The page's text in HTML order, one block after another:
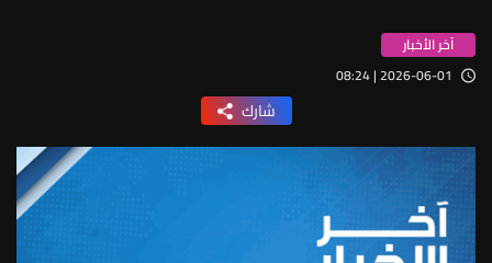
آخر الأخبار
2026-06-01 | 08:24
شارك